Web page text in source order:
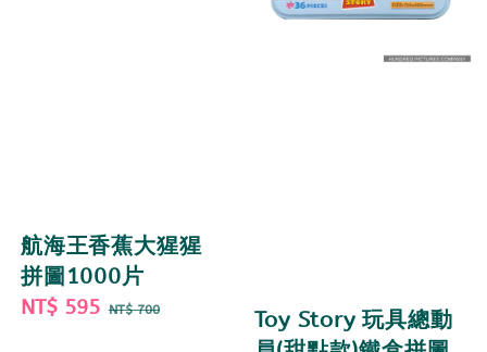
航海王香蕉大猩猩
拼圖1000片
Sale
NT$ 595 Regular
NT$ 700
Toy Story 玩具總動